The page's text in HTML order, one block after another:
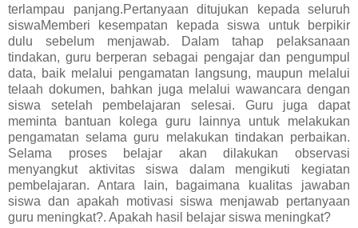
terlampau panjang.Pertanyaan ditujukan kepada seluruh
siswaMemberi kesempatan kepada siswa untuk berpikir
dulu sebelum menjawab. Dalam tahap pelaksanaan
tindakan, guru berperan sebagai pengajar dan pengumpul
data, baik melalui pengamatan langsung, maupun melalui
telaah dokumen, bahkan juga melalui wawancara dengan
siswa setelah pembelajaran selesai. Guru juga dapat
meminta bantuan kolega guru lainnya untuk melakukan
pengamatan selama guru melakukan tindakan perbaikan.
Selama proses belajar akan dilakukan observasi
menyangkut aktivitas siswa dalam mengikuti kegiatan
pembelajaran. Antara lain, bagaimana kualitas jawaban
siswa dan apakah motivasi siswa menjawab pertanyaan
guru meningkat?. Apakah hasil belajar siswa meningkat?